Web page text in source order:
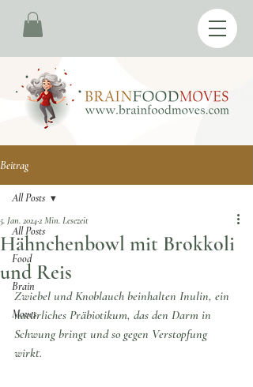
Beitrag
All Posts
Food
Brain
Moves
All Posts
Hähnchenbowl mit Brokkoli
und Reis
5. Jan. 20242 Min. Lesezeit
Zwiebel und Knoblauch beinhalten Inulin, ein
natürliches Präbiotikum, das den Darm in
Schwung bringt und so gegen Verstopfung
wirkt.